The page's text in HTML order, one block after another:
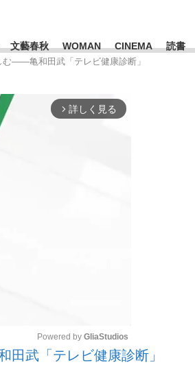
いまさら聞けない資
文藝春秋 WOMAN CINEMA 読書
む――亀和田武「テレビ健康診断」
arrow_forward_ios 詳しく見る
Powered by GliaStudios
武「テレビ健康診断」